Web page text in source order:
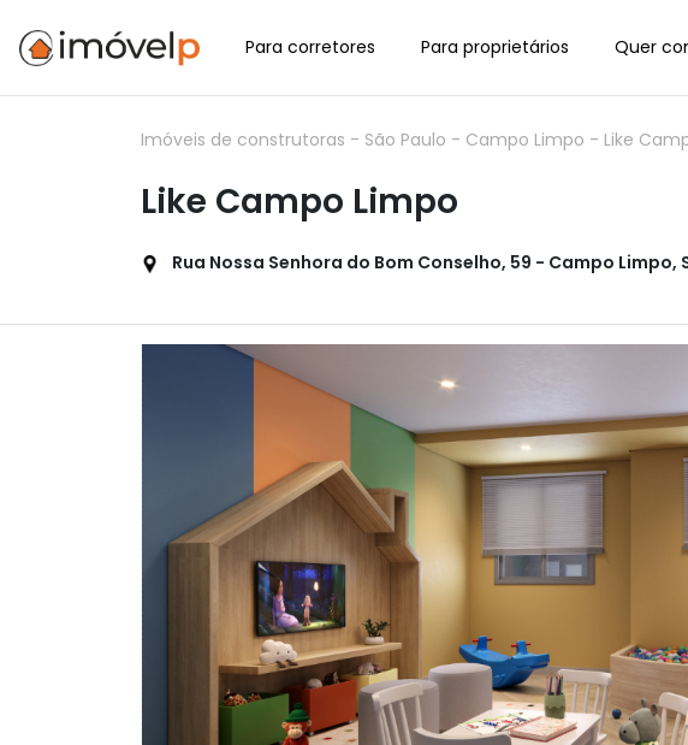
Para corretores Para proprietários Quer
Imóveis de construtoras - São Paulo - Campo Limpo - Like
Like Campo Limpo
Rua Nossa Senhora do Bom Conselho, 59 - Campo Limpo,